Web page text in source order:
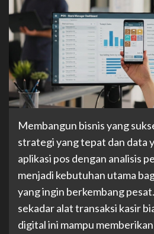
Membangun bisnis yang
strategi yang tepat dan data
aplikasi pos dengan analisis
menjadi kebutuhan utama
yang ingin berkembang
sekadar alat transaksi kasir
digital ini mampu